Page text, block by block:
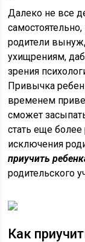
Далеко не все
родители
ухищрениям,
зрения
Привычка
временем
сможет
стать еще
исключения
приучить
родительского
Как